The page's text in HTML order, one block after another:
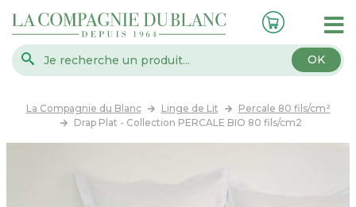
OK
La Compagnie du Blanc Linge de Lit
Percale 80 fils/cm²
Drap Plat - Collection PERCALE BIO 80 fils/cm2